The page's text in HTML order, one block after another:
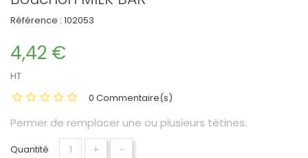
Référence : 102053
4,42 €
HT
0 Commentaire(s)
Permer de remplacer une ou plusieurs tétines.
Quantité + -